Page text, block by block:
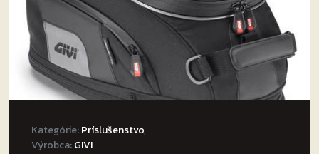
Kategórie:Príslušenstvo,
Výrobca:GIVI